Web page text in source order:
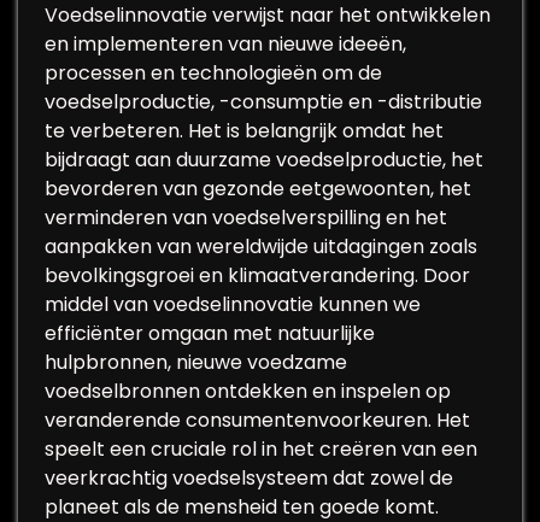
Voedselinnovatie verwijst naar het ontwikkelen
en implementeren van nieuwe ideeën,
processen en technologieën om de
voedselproductie, -consumptie en -distributie
te verbeteren. Het is belangrijk omdat het
bijdraagt aan duurzame voedselproductie, het
bevorderen van gezonde eetgewoonten, het
verminderen van voedselverspilling en het
aanpakken van wereldwijde uitdagingen zoals
bevolkingsgroei en klimaatverandering. Door
middel van voedselinnovatie kunnen we
efficiënter omgaan met natuurlijke
hulpbronnen, nieuwe voedzame
voedselbronnen ontdekken en inspelen op
veranderende consumentenvoorkeuren. Het
speelt een cruciale rol in het creëren van een
veerkrachtig voedselsysteem dat zowel de
planeet als de mensheid ten goede komt.